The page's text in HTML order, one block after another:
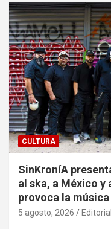
CULTURA
SinKroníA
al ska, a México
provoca la música
5 agosto, 2026 Editorial